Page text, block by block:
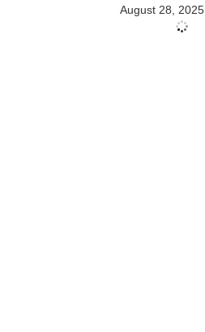
August 28, 2025